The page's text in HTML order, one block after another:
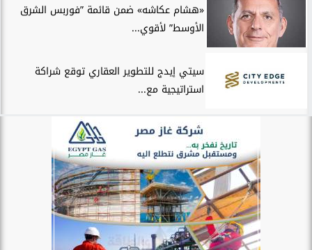
«هشام عكاشه» ضمن قائمة ”فوربس الشرق
الأوسط” لأقوي...
سيتي إيدج للتطوير العقاري توقع شراكة
استراتيجية مع...